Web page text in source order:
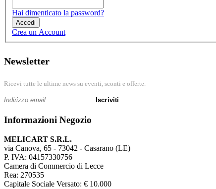
Hai dimenticato la password?
Accedi
Crea un Account
Newsletter
Ricevi tutte le ultime news su eventi, sconti e offerte.
Iscriviti
Informazioni Negozio
MELICART S.R.L.
via Canova, 65 - 73042 - Casarano (LE)
P. IVA: 04157330756
Camera di Commercio di Lecce
Rea: 270535
Capitale Sociale Versato: € 10.000